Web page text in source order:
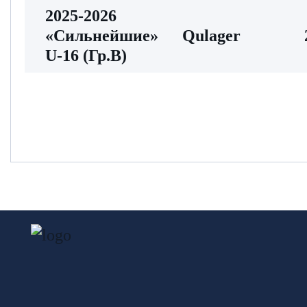
2025-2026
«Сильнейшие»
U-16 (Гр.В)
Qulager